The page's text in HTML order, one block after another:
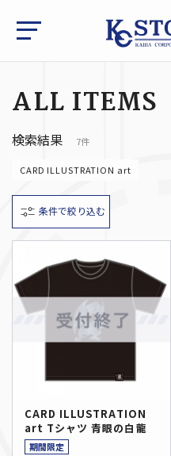
ALL ITEMS
検索結果 7件
CARD ILLUSTRATION art
条件で絞り込む
CARD ILLUSTRATION
art Tシャツ 青眼の白龍
期間限定